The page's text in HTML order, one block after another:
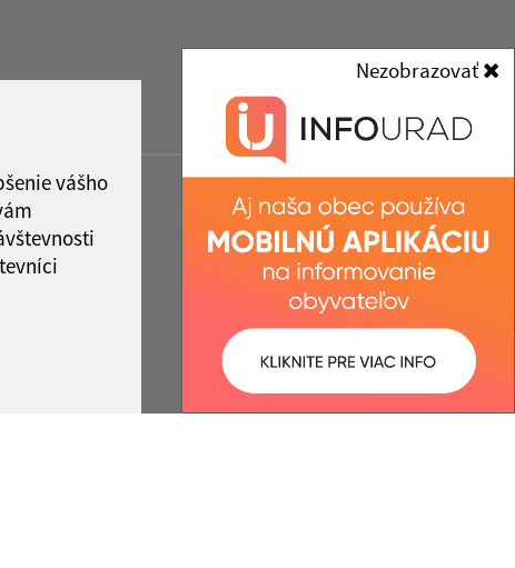
vášho
Nezobrazovať